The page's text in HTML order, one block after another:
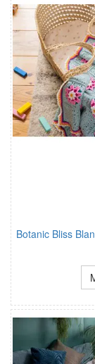
Botanic Bliss